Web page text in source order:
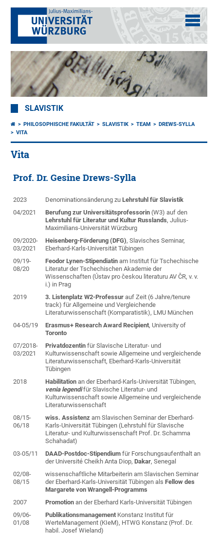
SLAVISTIK
PHILOSOPHISCHE FAKULTÄT SLAVISTIK TEAM
DREWS-SYLLA
VITA
Vita
Prof. Dr. Gesine Drews-Sylla
2023 Denominationsänderung zuLehrstuhl für Slavistik
04/2021
Berufung zur Universitätsprofessorin (W3) auf den
Lehrstuhl für Literatur und Kultur Russlands, Julius-
Maximilians-Universität Würzburg
09/2020-
03/2021
Heisenberg-Förderung (DFG), Slavisches Seminar,
Eberhard-Karls-Universität Tübingen
09/19-
08/20
Feodor Lynen-Stipendiatin am Institut für Tschechische
Literatur der Tschechischen Akademie der
Wissenschaften (Ústav pro českou literaturu AV ČR, v. v.
i.) in Prag
2019
3. Listenplatz W2-Professur auf Zeit (6 Jahre/tenure
track) für Allgemeine und Vergleichende
Literaturwissenschaft (Komparatistik), LMU München
04-05/19
Erasmus+ Research Award Recipient, University of
Toronto
07/2018-
03/2021
Privatdozentin für Slavische Literatur- und
Kulturwissenschaft sowie Allgemeine und vergleichende
Literaturwissenschaft, Eberhard-Karls-Universität
Tübingen
2018
Habilitationan der Eberhard-Karls-Universität Tübingen,
venia legendi für Slavische Literatur- und
Kulturwissenschaft sowie Allgemeine und vergleichende
Literaturwissenschaft
08/15-
06/18
wiss. Assistenz am Slavischen Seminar der Eberhard-
Karls-Universität Tübingen (Lehrstuhl für Slavische
Literatur- und Kulturwissenschaft Prof. Dr. Schamma
Schahadat)
03-05/11
DAAD-Postdoc-Stipendium für Forschungsaufenthalt an
der Université Cheikh Anta Diop,Dakar, Senegal
02/08-
08/15
wissenschaftliche Mitarbeiterin am Slavischen Seminar
der Eberhard-Karls-Universität Tübingen alsFellow des
Margarete von Wrangell-Programms
2007
Promotion an der Eberhard Karls-Universität Tübingen
09/06-
01/08
Publikationsmanagement Konstanz Institut für
WerteManagement (KIeM), HTWG Konstanz (Prof. Dr.
habil. Josef Wieland)